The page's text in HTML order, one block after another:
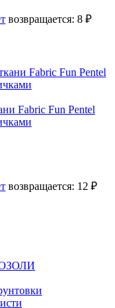
возвращается: 8 ₽
Fabric Fun Pentel
возвращается: 12 ₽